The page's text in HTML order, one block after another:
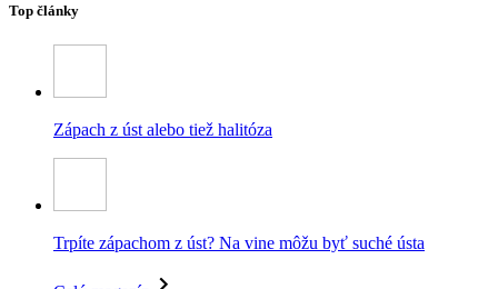
Top články
Zápach z úst alebo tiež halitóza
Trpíte zápachom z úst? Na vine môžu byť suché ústa